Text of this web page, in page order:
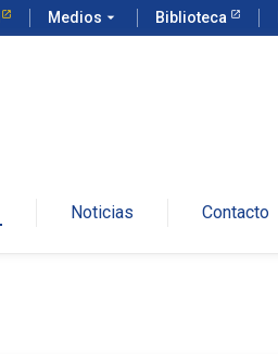
Medios arrow_drop_down Biblioteca
Noticias Contacto